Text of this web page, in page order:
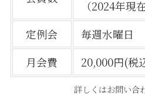
（2024年現在
定例会
毎週水曜日
月会費
20,000円(税
詳しくはお問い合